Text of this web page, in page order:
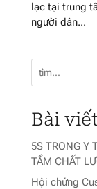
lạc tại trung
người dân...
Bài
5S TRONG Y
TẦM CHẤT
Hội chứng